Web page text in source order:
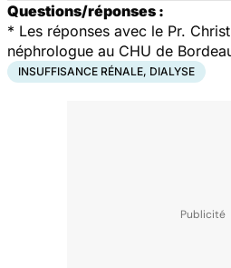
Questions/réponses :
* Les réponses avec le Pr.
néphrologue au CHU de
INSUFFISANCE RÉNALE, DIALYSE